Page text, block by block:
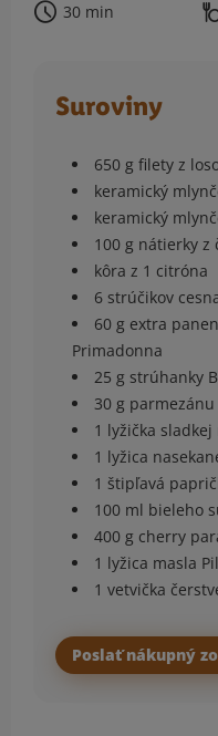
30 min
Suroviny
650 g filety z
keramický
keramický
100 g nátierky z
kôra z 1 citróna
6 strúčikov
60 g extra
Primadonna
25 g strúhanky
30 g
1 lyžička
1 lyžica
1 štipľavá
100 ml bieleho
400 g cherry
1 lyžica masla
1 vetvička
Poslať nákupný